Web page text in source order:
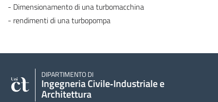
- Dimensionamento di una turbomacchina
- rendimenti di una turbopompa
DIPARTIMENTO DI
Ingegneria Civile‑Industriale e
Architettura